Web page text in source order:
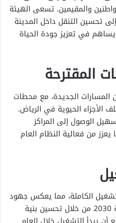
والمقيمين. تسعى الهيئة
تحسين التنقل داخل المدينة
في تعزيز جودة الحياة
المقترحة
المسارات الجديدة، مع محطات
الأجزاء الحيوية في الرياض.
الوصول إلى المراكز
يعزز من فعالية النظام العام
الكاملة، مما يعكس جهود
الهيئة الملكية في تحقيق رؤية 2030 من خلال تحسين بنية